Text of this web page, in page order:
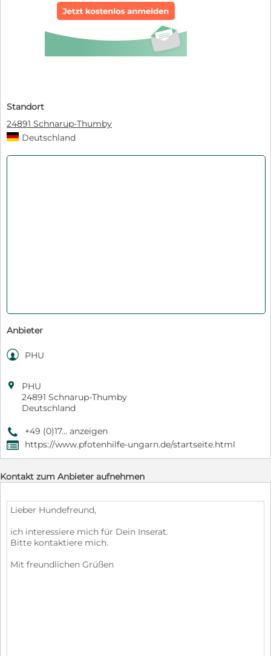
Standort
24891 Schnarup-Thumby
Deutschland
Anbieter
 PHU

PHU
24891 Schnarup-Thumby
Deutschland
9 +49 (0)17... anzeigen
, https://www.pfotenhilfe-ungarn.de/startseite.html
Kontakt zum Anbieter aufnehmen